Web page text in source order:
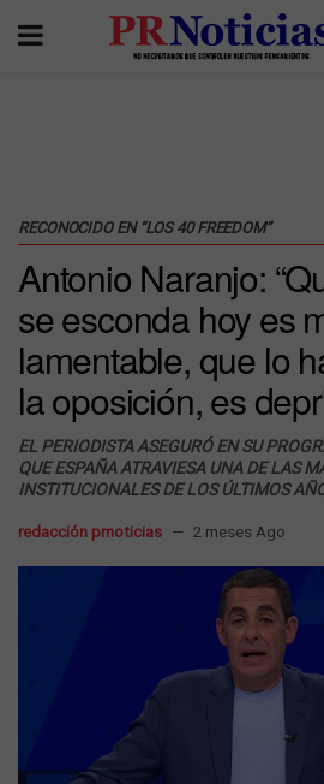
RECONOCIDO EN “LOS 40 FREEDOM”
Antonio Naranjo:
se esconda hoy es
lamentable, que lo
la oposición, es
EL PERIODISTA ASEGURÓ EN SU
QUE ESPAÑA ATRAVIESA UNA DE LAS
INSTITUCIONALES DE LOS ÚLTIMOS
redacción prnoticias 2 meses Ago